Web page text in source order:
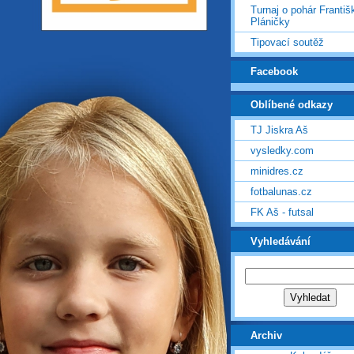
Turnaj o pohár
Pláničky
Tipovací soutěž
Facebook
Oblíbené odkazy
TJ Jiskra Aš
vysledky.com
minidres.cz
fotbalunas.cz
FK Aš - futsal
Vyhledávání
Archiv